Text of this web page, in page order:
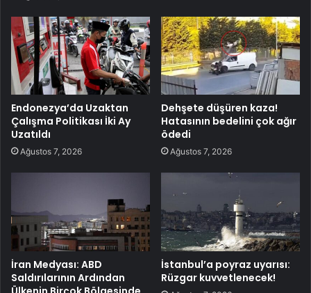
Endonezya’da Uzaktan
Çalışma Politikası İki Ay
Uzatıldı
Ağustos 7, 2026
Dehşete düşüren kaza!
Hatasının bedelini çok ağır
ödedi
Ağustos 7, 2026
İran Medyası: ABD
Saldırılarının Ardından
İstanbul’a poyraz uyarısı:
Rüzgar kuvvetlenecek!